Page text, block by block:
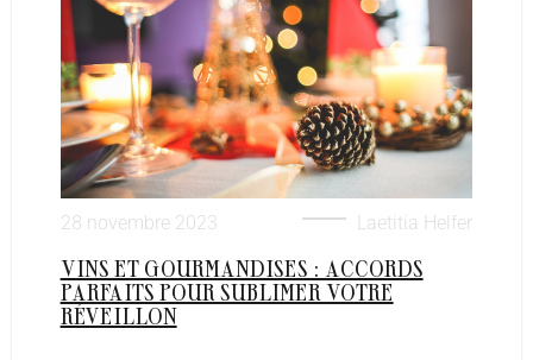
28 novembre 2023 Laetitia Helfer
VINS ET GOURMANDISES : ACCORDS
PARFAITS POUR SUBLIMER VOTRE
RÉVEILLON